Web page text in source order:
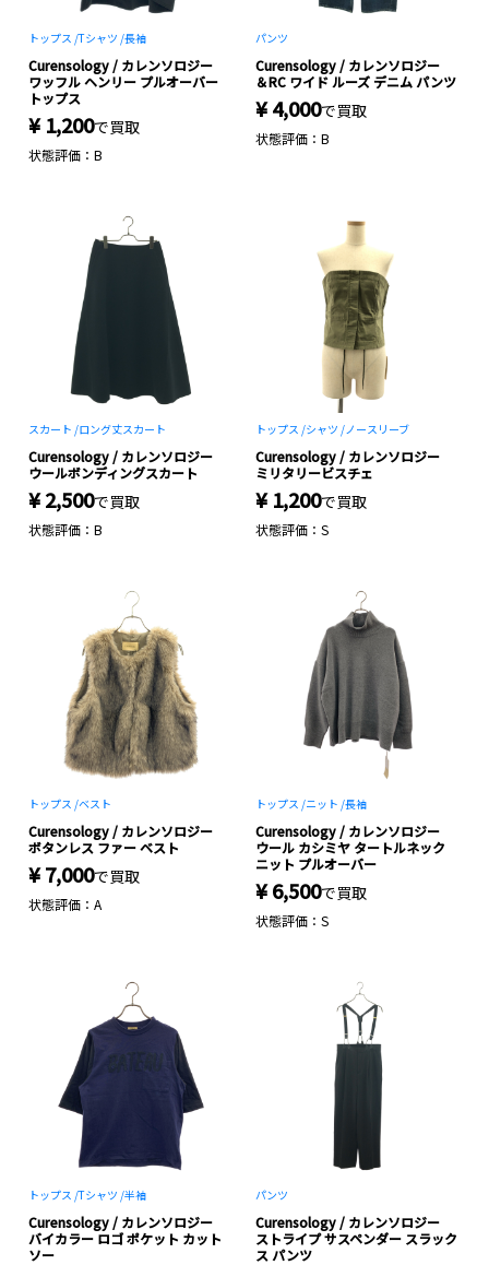
トップス /Tシャツ /長袖
Curensology / カレンソロジー
ワッフル ヘンリー プルオーバー
トップス
¥ 1,200で買取
状態評価：B
パンツ
Curensology / カレンソロジー
＆RC ワイド ルーズ デニム パンツ
¥ 4,000で買取
状態評価：B
スカート /ロング丈スカート
Curensology / カレンソロジー
ウールボンディングスカート
¥ 2,500で買取
状態評価：B
トップス /シャツ /ノースリーブ
Curensology / カレンソロジー
ミリタリービスチェ
¥ 1,200で買取
状態評価：S
トップス /ベスト
Curensology / カレンソロジー
ボタンレス ファー ベスト
¥ 7,000で買取
状態評価：A
トップス /ニット /長袖
Curensology / カレンソロジー
ウール カシミヤ タートルネック
ニット プルオーバー
¥ 6,500で買取
状態評価：S
トップス /Tシャツ /半袖
Curensology / カレンソロジー
バイカラー ロゴ ポケット カット
ソー
パンツ
Curensology / カレンソロジー
ストライプ サスペンダー スラック
ス パンツ